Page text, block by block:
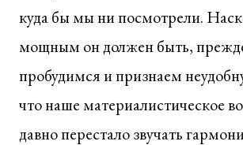
куда бы мы ни посмотрели.
мощным он должен быть,
пробудимся и признаем
что наше материалистическое
давно перестало звучать